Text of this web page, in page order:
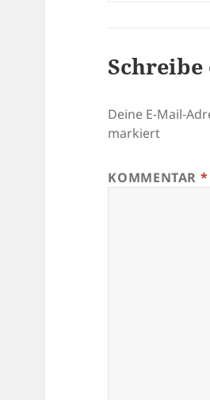
Deine E-Mail-
markiert
KOMMENTAR *